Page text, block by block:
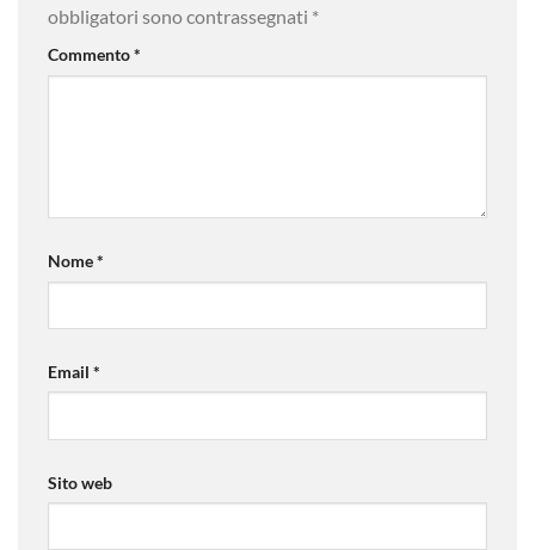
obbligatori sono contrassegnati *
Commento*
Nome*
Email *
Sito web